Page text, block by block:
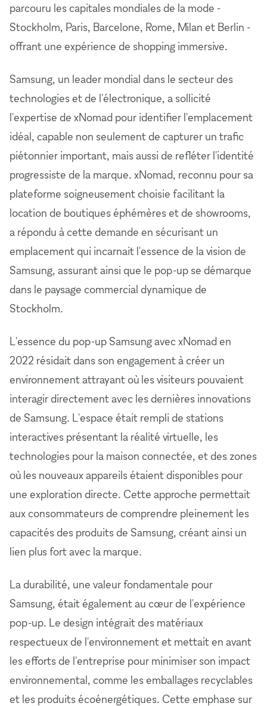
parcouru les capitales mondiales de la mode -
Stockholm, Paris, Barcelone, Rome, Milan et Berlin -
offrant une expérience de shopping immersive.
Samsung, un leader mondial dans le secteur des
technologies et de l'électronique, a sollicité
l'expertise de xNomad pour identifier l'emplacement
idéal, capable non seulement de capturer un trafic
piétonnier important, mais aussi de refléter l'identité
progressiste de la marque. xNomad, reconnu pour sa
plateforme soigneusement choisie facilitant la
location de boutiques éphémères et de showrooms,
a répondu à cette demande en sécurisant un
emplacement qui incarnait l'essence de la vision de
Samsung, assurant ainsi que le pop-up se démarque
dans le paysage commercial dynamique de
Stockholm.
L'essence du pop-up Samsung avec xNomad en
2022 résidait dans son engagement à créer un
environnement attrayant où les visiteurs pouvaient
interagir directement avec les dernières innovations
de Samsung. L'espace était rempli de stations
interactives présentant la réalité virtuelle, les
technologies pour la maison connectée, et des zones
où les nouveaux appareils étaient disponibles pour
une exploration directe. Cette approche permettait
aux consommateurs de comprendre pleinement les
capacités des produits de Samsung, créant ainsi un
lien plus fort avec la marque.
La durabilité, une valeur fondamentale pour
Samsung, était également au cœur de l'expérience
pop-up. Le design intégrait des matériaux
respectueux de l'environnement et mettait en avant
les efforts de l'entreprise pour minimiser son impact
environnemental, comme les emballages recyclables
et les produits écoénergétiques. Cette emphase sur